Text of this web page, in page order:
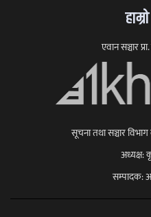
एवान सञ्चार
सूचना तथा सञ्चार
अध्यक्ष:
सम्पादक: